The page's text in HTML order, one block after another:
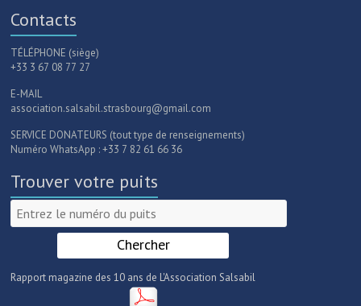
Contacts
TÉLÉPHONE (siège)
+33 3 67 08 77 27
E-MAIL
association.salsabil.strasbourg@gmail.com
SERVICE DONATEURS (tout type de renseignements)
Numéro WhatsApp : +33 7 82 61 66 36
Trouver votre puits
Rapport magazine des 10 ans de L'Association Salsabil